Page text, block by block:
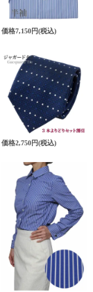
価格7,150円(税込)
価格2,750円(税込)